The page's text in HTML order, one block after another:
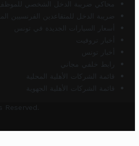
محاكي ضريبة الدخل الشخصي للموظف/
ضريبة الدخل للمتقاعدين الفرنسيين
أسعار السيارات الجديدة في تونس
أخبار تروفيت
أخبار تونس
رابط خلفي مجاني
قائمة الشركات الأهلية المحلية
قائمة الشركات الأهلية الجهوية
Reserved.